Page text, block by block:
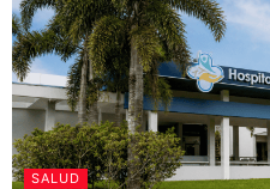
SALUD